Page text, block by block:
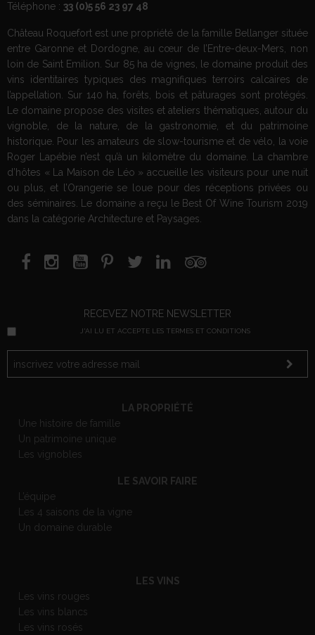
Téléphone : 33 (0)5 56 23 97 48
Château Roquefort est une propriété de la famille Bellanger située
entre Garonne et Dordogne, au cœur de l’Entre-deux-Mers, non
loin de Saint Emilion. Sur 85 ha de vignes, le domaine produit des
vins identitaires typiques des magnifiques terroirs calcaires de
l’appellation. Sur 140 ha, forêts, bois et pâturages sont protégés.
Le domaine propose des visites et ateliers thématiques, autour du
vignoble, de la nature, de la gastronomie, et du patrimoine
historique. Pour les amateurs de slow-tourisme et de vélo, la voie
Roger Lapébie n’est qu’à un kilomètre du domaine. La chambre
d’hôtes « La Maison de Léo » accueille les visiteurs pour une nuit
ou plus, et l’Orangerie se loue pour des réceptions privées ou
des séminaires. Le domaine a reçu le Best Of Wine Tourism 2019
dans la catégorie Architecture et Paysages.
RECEVEZ NOTRE NEWSLETTER
J'AI LU ET ACCEPTE LES TERMES ET CONDITIONS
LA PROPRIÉTÉ
Une histoire de famille
Un patrimoine unique
Les vignobles
LE SAVOIR FAIRE
L’équipe
Les 4 saisons de la vigne
Un domaine durable
LES VINS
Les vins rouges
Les vins blancs
Les vins rosés